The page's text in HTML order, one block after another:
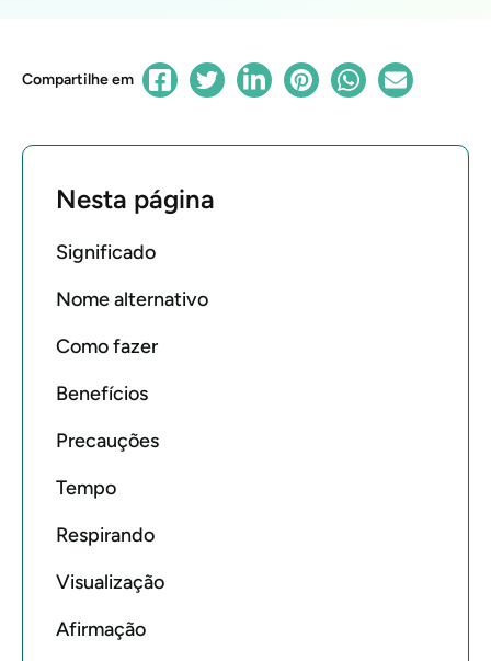
Compartilhe em
Nesta página
Significado
Nome alternativo
Como fazer
Benefícios
Precauções
Tempo
Respirando
Visualização
Afirmação